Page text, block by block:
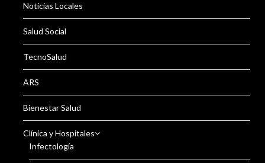
Noticias Locales
Salud Social
TecnoSalud
ARS
Bienestar Salud
Clínica y Hospitales
Infectología